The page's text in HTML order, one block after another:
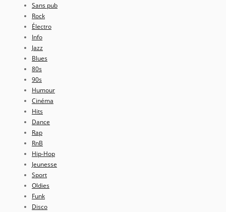
Sans pub
Rock
Électro
Info
Jazz
Blues
80s
90s
Humour
Cinéma
Hits
Dance
Rap
RnB
Hip-Hop
Jeunesse
Sport
Oldies
Funk
Disco